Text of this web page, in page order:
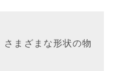
さまざまな形状の物